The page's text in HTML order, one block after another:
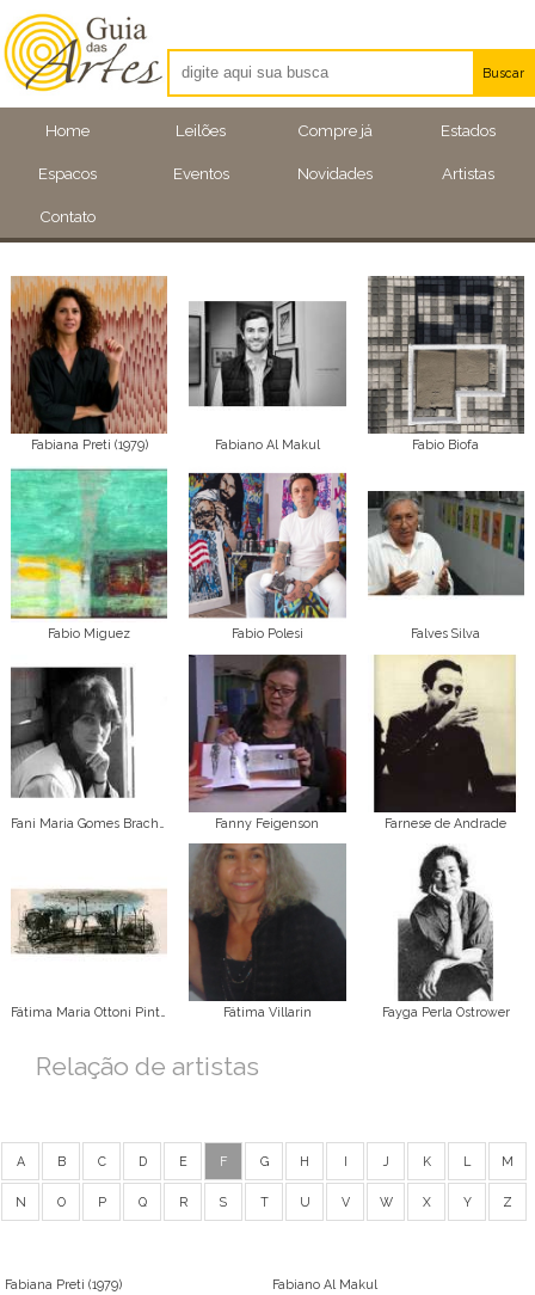
Home Leilões Compre já Estados
Espacos Eventos Novidades Artistas
Contato
Buscar
Artistas
Eventos
Fabiana Preti (1979) Fabiano Al Makul Fabio Biofa
Fabio Miguez Fabio Polesi Falves Silva
Fanny Feigenson Farnese de Andrade
Fátima Villarin Fayga Perla Ostrower
Relação de artistas
A B C D E F G H J K M
N O P Q R S T U V W X Y Z
Fabiana Preti (1979) Fabiano Al Makul